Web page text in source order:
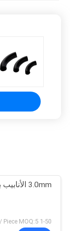
3.0mm الأنابيب بيند